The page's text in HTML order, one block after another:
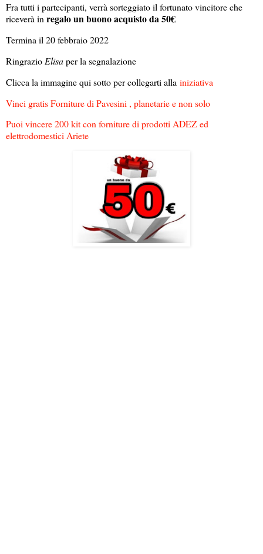
Fra tutti i partecipanti, verrà sorteggiato il fortunato vincitore che
riceverà inregalo un buono acquisto da 50€
Termina il 20 febbraio 2022
Ringrazio Elisaper la segnalazione
Clicca la immagine qui sotto per collegarti alla iniziativa
Vinci gratis Forniture di Pavesini , planetarie e non solo
Puoi vincere 200 kit con forniture di prodotti ADEZ ed
elettrodomestici Ariete